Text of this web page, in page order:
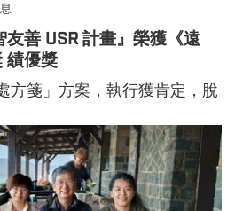
善 USR 計畫』 榮獲《遠
績優獎
方箋」方案，執行獲肯定，脫